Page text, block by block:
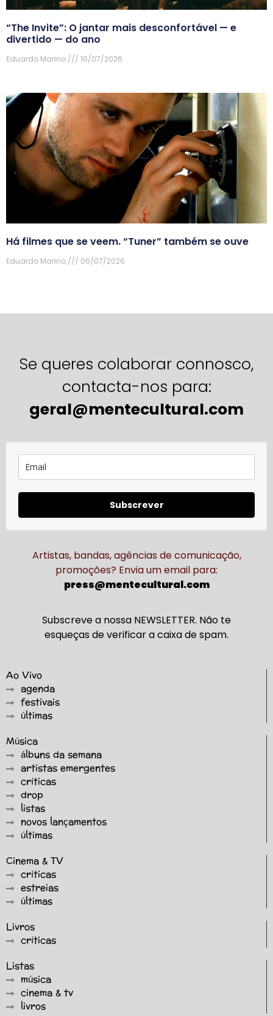
“The Invite”: O jantar mais desconfortável — e
divertido — do ano
Eduardo Marino 10/07/2026
Há filmes que se veem. “Tuner” também se ouve
Eduardo Marino 06/07/2026
Se queres colaborar connosco,
contacta-nos para:
geral@mentecultural.com
Subscrever
Artistas, bandas, agências de comunicação,
promoções? Envia um email para:
press@mentecultural.com
Subscreve a nossa NEWSLETTER. Não te
esqueças de verificar a caixa de spam.
Ao Vivo
agenda
festivais
últimas
Música
álbuns da semana
artistas emergentes
críticas
drop
listas
novos lançamentos
últimas
Cinema & TV
críticas
estreias
últimas
Livros
críticas
Listas
música
cinema & tv
livros